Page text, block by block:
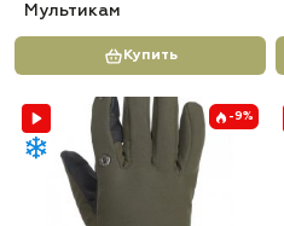
Мультикам
Купить
-9%